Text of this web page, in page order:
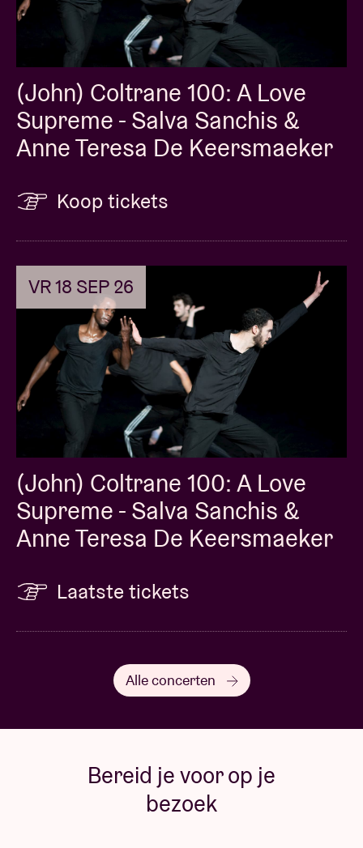
(John) Coltrane 100: A Love
Supreme - Salva Sanchis &
Anne Teresa De Keersmaeker
Koop tickets
VR 18 SEP 26
(John) Coltrane 100: A Love
Supreme - Salva Sanchis &
Anne Teresa De Keersmaeker
Laatste tickets
Alle concerten
Bereid je voor op je
bezoek